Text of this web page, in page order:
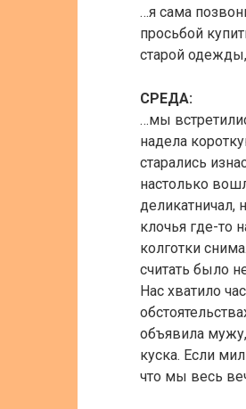
…я сама
просьбой
старой
СРЕДА:
…мы
надела
старались
настолько
деликатничал,
клочья где-то
колготки
считать было
Нас хватило
объявила
куска. Если
что мы весь